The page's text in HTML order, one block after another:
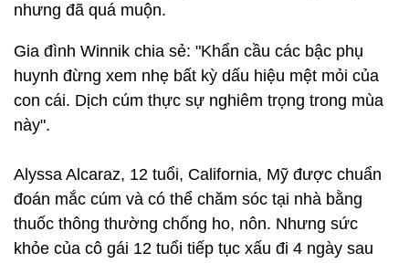
nhưng đã quá muộn.
Gia đình Winnik chia sẻ: "Khẩn cầu các bậc phụ
huynh đừng xem nhẹ bất kỳ dấu hiệu mệt mỏi của
con cái. Dịch cúm thực sự nghiêm trọng trong mùa
này".
Alyssa Alcaraz, 12 tuổi, California, Mỹ được chuẩn
đoán mắc cúm và có thể chăm sóc tại nhà bằng
thuốc thông thường chống ho, nôn. Nhưng sức
khỏe của cô gái 12 tuổi tiếp tục xấu đi 4 ngày sau